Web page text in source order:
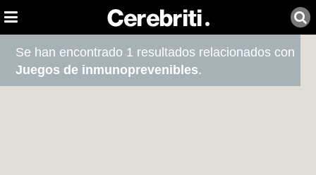
Se han encontrado 1 resultados relacionados con
Juegos de inmunoprevenibles.